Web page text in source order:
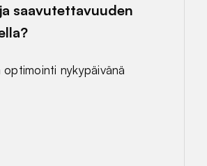
saavutettavuuden
optimointi nykypäivänä